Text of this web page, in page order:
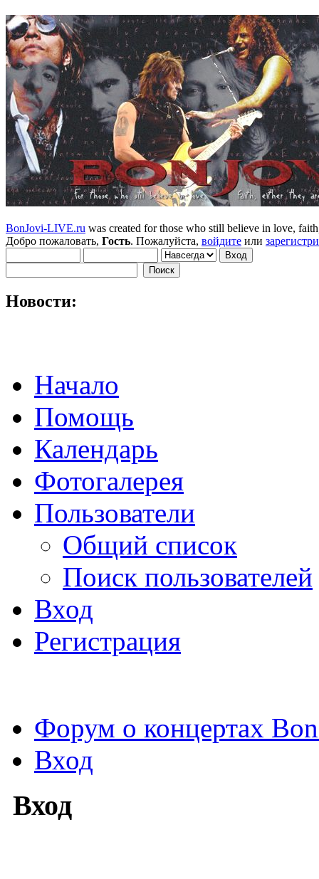
BonJovi-LIVE.ru was created for those who still believe in love,
Добро пожаловать, Гость. Пожалуйста, войдите или
Новости:
Начало
Помощь
Календарь
Фотогалерея
Пользователи
Общий список
Поиск пользователей
Вход
Регистрация
Форум о концертах
Вход
Вход